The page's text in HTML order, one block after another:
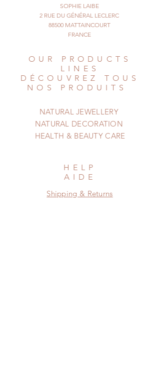
SOPHIE LAIBE
2 RUE DU GÉNÉRAL LECLERC
88500 MATTAINCOURT
FRANCE
OUR PRODUCTS
LINES
DÉCOUVREZ TOUS
NOS PRODUITS
NATURAL JEWELLERY
NATURAL DECORATION
HEALTH & BEAUTY CARE
HELP
AIDE
Shipping & Returns